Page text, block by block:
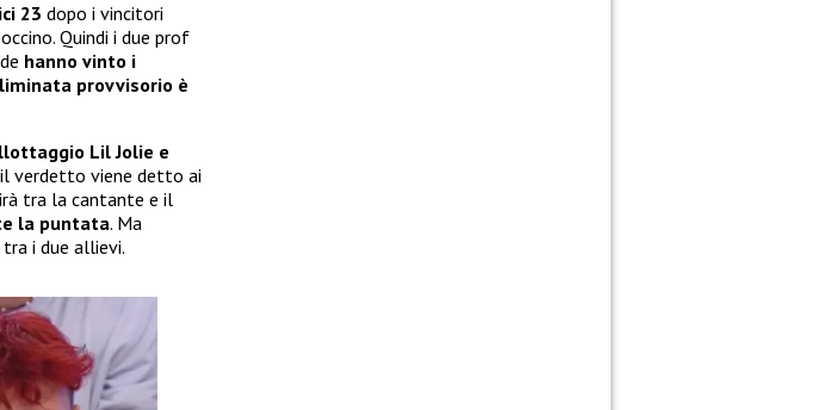
23 dopo i vincitori
Quindi i due prof
hanno vinto i
provvisorio è
Lil Jolie e
il verdetto viene detto ai
tra la cantante e il
la puntata. Ma
tra i due allievi.